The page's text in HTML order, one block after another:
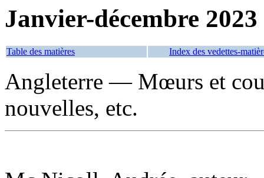
Janvier-décembre 2023
Table des matières Index des vedettes-
Angleterre — Mœurs et
nouvelles, etc.